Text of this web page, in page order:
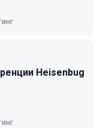
Heisenbug